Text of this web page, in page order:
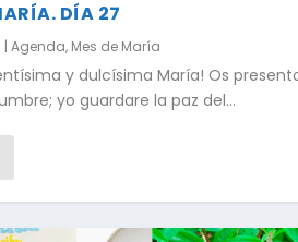
DÍA 27
Agenda, Mes de María
y dulcísima María! Os
yo guardare la paz del...